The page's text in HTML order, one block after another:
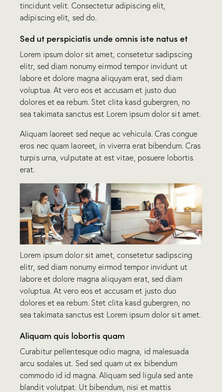
tincidunt velit. Consectetur adipiscing elit,
adipiscing elit, sed do.
Sed ut perspiciatis unde omnis iste natus et
Lorem ipsum dolor sit amet, consetetur sadipscing
elitr, sed diam nonumy eirmod tempor invidunt ut
labore et dolore magna aliquyam erat, sed diam
voluptua. At vero eos et accusam et justo duo
dolores et ea rebum. Stet clita kasd gubergren, no
sea takimata sanctus est Lorem ipsum dolor sit amet.
Aliquam laoreet sed neque ac vehicula. Cras congue
eros nec quam laoreet, in viverra erat bibendum. Cras
turpis urna, vulputate at est vitae, posuere lobortis
erat.
Lorem ipsum dolor sit amet, consetetur sadipscing
elitr, sed diam nonumy eirmod tempor invidunt ut
labore et dolore magna aliquyam erat, sed diam
voluptua. At vero eos et accusam et justo duo
dolores et ea rebum. Stet clita kasd gubergren, no
sea takimata sanctus est Lorem ipsum dolor sit amet.
Aliquam quis lobortis quam
Curabitur pellentesque odio magna, id malesuada
arcu sodales ut. Sed sed quam ut ex bibendum
commodo id id magna. Aliquam sed ligula sed ante
blandit volutpat. Ut bibendum, nisi et mattis